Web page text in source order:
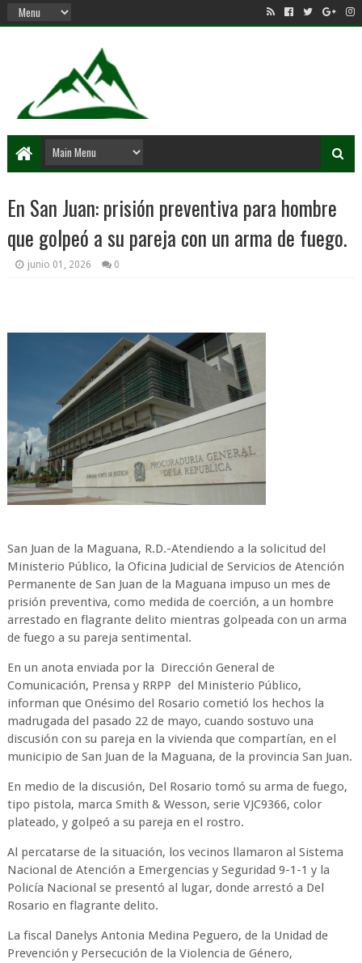
En San Juan: prisión preventiva para hombre
que golpeó a su pareja con un arma de fuego.
junio 01, 2026 0
San Juan de la Maguana, R.D.-Atendiendo a la solicitud del
Ministerio Público, la Oficina Judicial de Servicios de Atención
Permanente de San Juan de la Maguana impuso un mes de
prisión preventiva, como medida de coerción, a un hombre
arrestado en flagrante delito mientras golpeada con un arma
de fuego a su pareja sentimental.
En un anota enviada por la Dirección General de
Comunicación, Prensa y RRPP del Ministerio Público,
informan que Onésimo del Rosario cometió los hechos la
madrugada del pasado 22 de mayo, cuando sostuvo una
discusión con su pareja en la vivienda que compartían, en el
municipio de San Juan de la Maguana, de la provincia San Juan.
En medio de la discusión, Del Rosario tomó su arma de fuego,
tipo pistola, marca Smith & Wesson, serie VJC9366, color
plateado, y golpeó a su pareja en el rostro.
Al percatarse de la situación, los vecinos llamaron al Sistema
Nacional de Atención a Emergencias y Seguridad 9-1-1 y la
Policía Nacional se presentó al lugar, donde arrestó a Del
Rosario en flagrante delito.
La fiscal Danelys Antonia Medina Peguero, de la Unidad de
Prevención y Persecución de la Violencia de Género,